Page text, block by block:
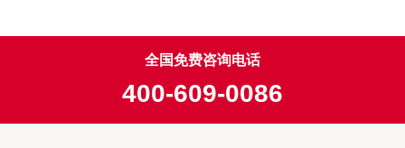
全国免费咨询电话
400-609-0086